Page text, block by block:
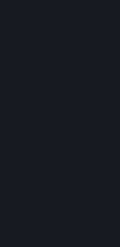
Зустрічайте
до груп,
людьми! З понад
вірогідних друзів